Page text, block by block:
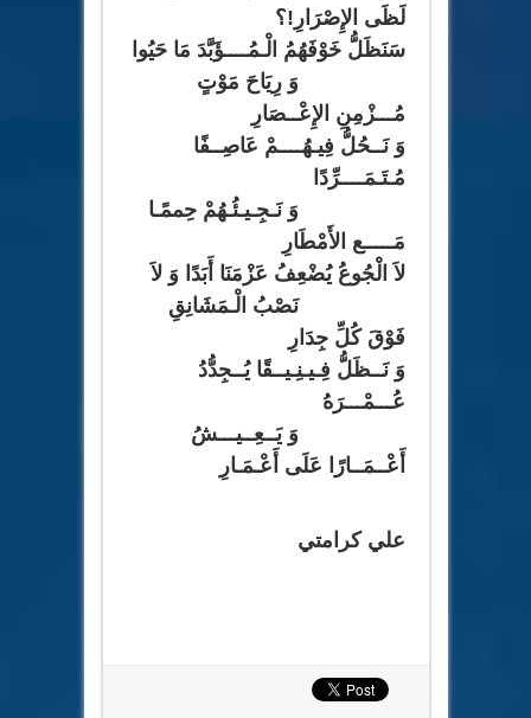
لَظَى الإِصْرَارِ!؟
سَنَظَلُّ خَوْفَهُمُ الْـمُــــؤَبَّدَ مَا حَيُوا
وَ رِيَاحَ مَوْتٍ
مُـــزْمِنِ الإِعْــصَارِ
وَ نَــحُلُّ فِيـهُــــمْ عَاصِــفًا
مُـتَـمَــــرِّدًا
وَ نَـجِـيـئُـهُمْ حِممًـا
مَـــــع الأَمْطَارِ
لاَ الْجُوعُ يُضْعِفُ عَزْمَنَا أَبَدًا وَ لاَ
نَصْبُ الْـمَشَانِقِ
فَوْقَ كُلِّ جِدَارِ
وَ نَــظَلُّ فِـيـنِـيــقًا يُــجِدُّدُ
عُـــمْـــرَهُ
وَ يَــعِــيـــشُ
أَعْــمَــارًا عَلَى أَعْـمَـارِ
علي كرامتي